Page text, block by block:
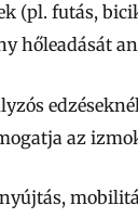
(pl. futás,
hőleadását
az